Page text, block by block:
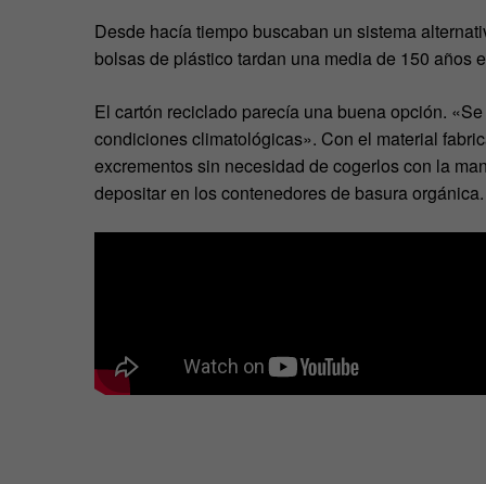
Desde hacía tiempo buscaban un sistema
bolsas de plástico tardan una media de 150 años
El cartón reciclado parecía una buena opción.
condiciones climatológicas». Con el material
excrementos sin necesidad de cogerlos con la
depositar en los contenedores de basura orgánica.